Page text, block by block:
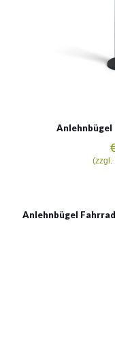
Anlehnbügel
(zzgl.
Anlehnbügel